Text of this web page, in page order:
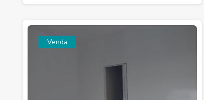
Venda